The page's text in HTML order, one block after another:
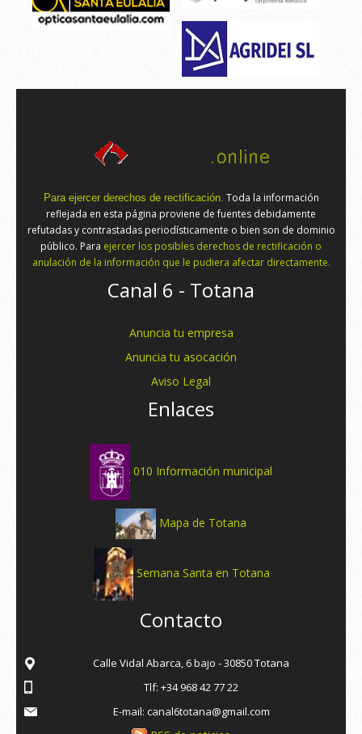
Para ejercer derechos de rectificación. Toda la información
reflejada en esta página proviene de fuentes debidamente
refutadas y contrastadas periodísticamente o bien son de dominio
público. Para ejercer los posibles derechos de rectificación o
anulación de la información que le pudiera afectar directamente.
Canal 6 - Totana
Anuncia tu empresa
Anuncia tu asocación
Aviso Legal
Enlaces
010 Información municipal
Mapa de Totana
Semana Santa en Totana
Contacto
Calle Vidal Abarca, 6 bajo - 30850 Totana
Tlf: +34 968 42 77 22
E-mail: canal6totana@gmail.com